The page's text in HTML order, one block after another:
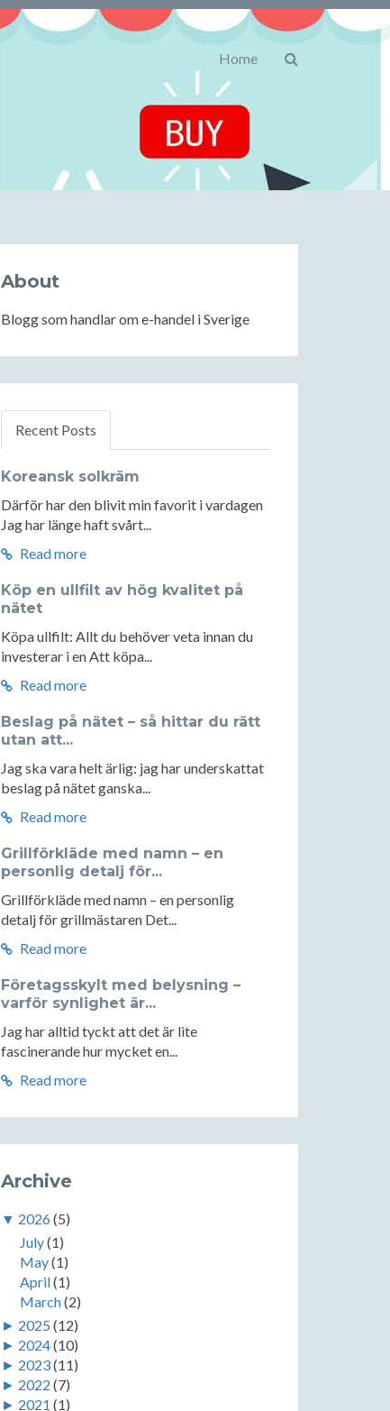
Home
About
Blogg som handlar om e-handel i Sverige
Recent Posts
Koreansk solkräm
Därför har den blivit min favorit i vardagen
Jag har länge haft svårt...
Read more
Köp en ullfilt av hög kvalitet på
nätet
Köpa ullfilt: Allt du behöver veta innan du
investerar i en Att köpa...
Read more
Beslag på nätet – så hittar du rätt
utan att...
Jag ska vara helt ärlig: jag har underskattat
beslag på nätet ganska...
Read more
Grillförkläde med namn – en
personlig detalj för...
Grillförkläde med namn – en personlig
detalj för grillmästaren Det...
Read more
Företagsskylt med belysning –
varför synlighet är...
Jag har alltid tyckt att det är lite
fascinerande hur mycket en...
Read more
Archive
▼ 2026(5)
July(1)
May(1)
April(1)
March(2)
► 2025 (12)
► 2024(10)
► 2023(11)
► 2022 (7)
► 2021 (1)